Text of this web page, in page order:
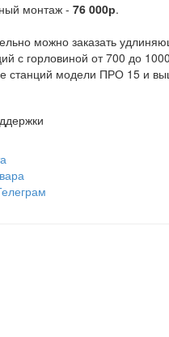
монтаж - 76 000р.
можно заказать
с горловиной от 700 до
станций модели ПРО 15 и